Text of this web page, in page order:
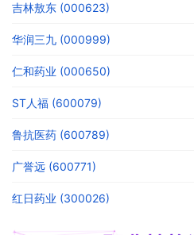
吉林敖东 (000623)
华润三九 (000999)
仁和药业 (000650)
ST人福 (600079)
鲁抗医药 (600789)
广誉远 (600771)
红日药业 (300026)